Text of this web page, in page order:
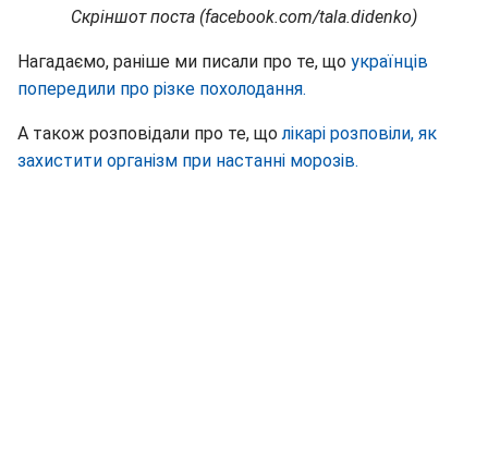
Скріншот поста (facebook.com/tala.didenko)
Нагадаємо, раніше ми писали про те, що українців
попередили про різке похолодання.
А також розповідали про те, щолікарі розповіли, як
захистити організм при настанні морозів.